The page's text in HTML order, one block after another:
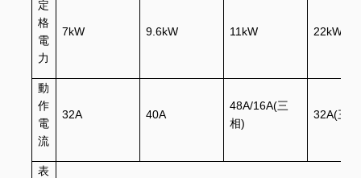
定
格
電
力
7kW 9.6kW 11kW 22kW
動
作
電
流
32A 40A
48A/16A(三
相)
32A(三
表